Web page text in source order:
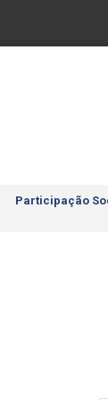
Participação